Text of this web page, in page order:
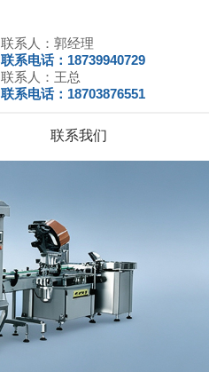
联系人：郭经理
联系电话：18739940729
联系人：王总
联系电话：18703876551
联系我们